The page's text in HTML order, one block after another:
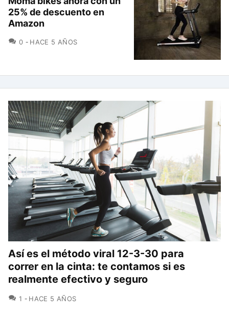
25% de descuento en
Amazon
0 COMENTARIOS
HACE 5 AÑOS
Así es el método viral 12-3-30 para
correr en la cinta: te contamos si es
realmente efectivo y seguro
1 COMENTARIOS
HACE 5 AÑOS